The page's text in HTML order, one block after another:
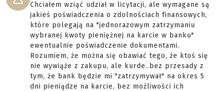
Chciałem wziąć udział w licytacji, ale wymagane są
jakieś poświadczenia o zdolnościach finansowych,
które polegają na "jednorazowym zatrzymaniu
wybranej kwoty pieniężnej na karcie w banku"
ewentualnie poświadczenie dokumentami.
Rozumiem, że można się obawiać tego, że ktoś się
nie wywiąże z zakupu, ale kurde..bez przesady z
tym, że bank będzie mi "zatrzymywał" na okres 5
dni pieniądze na karcie, bez możliwości ich